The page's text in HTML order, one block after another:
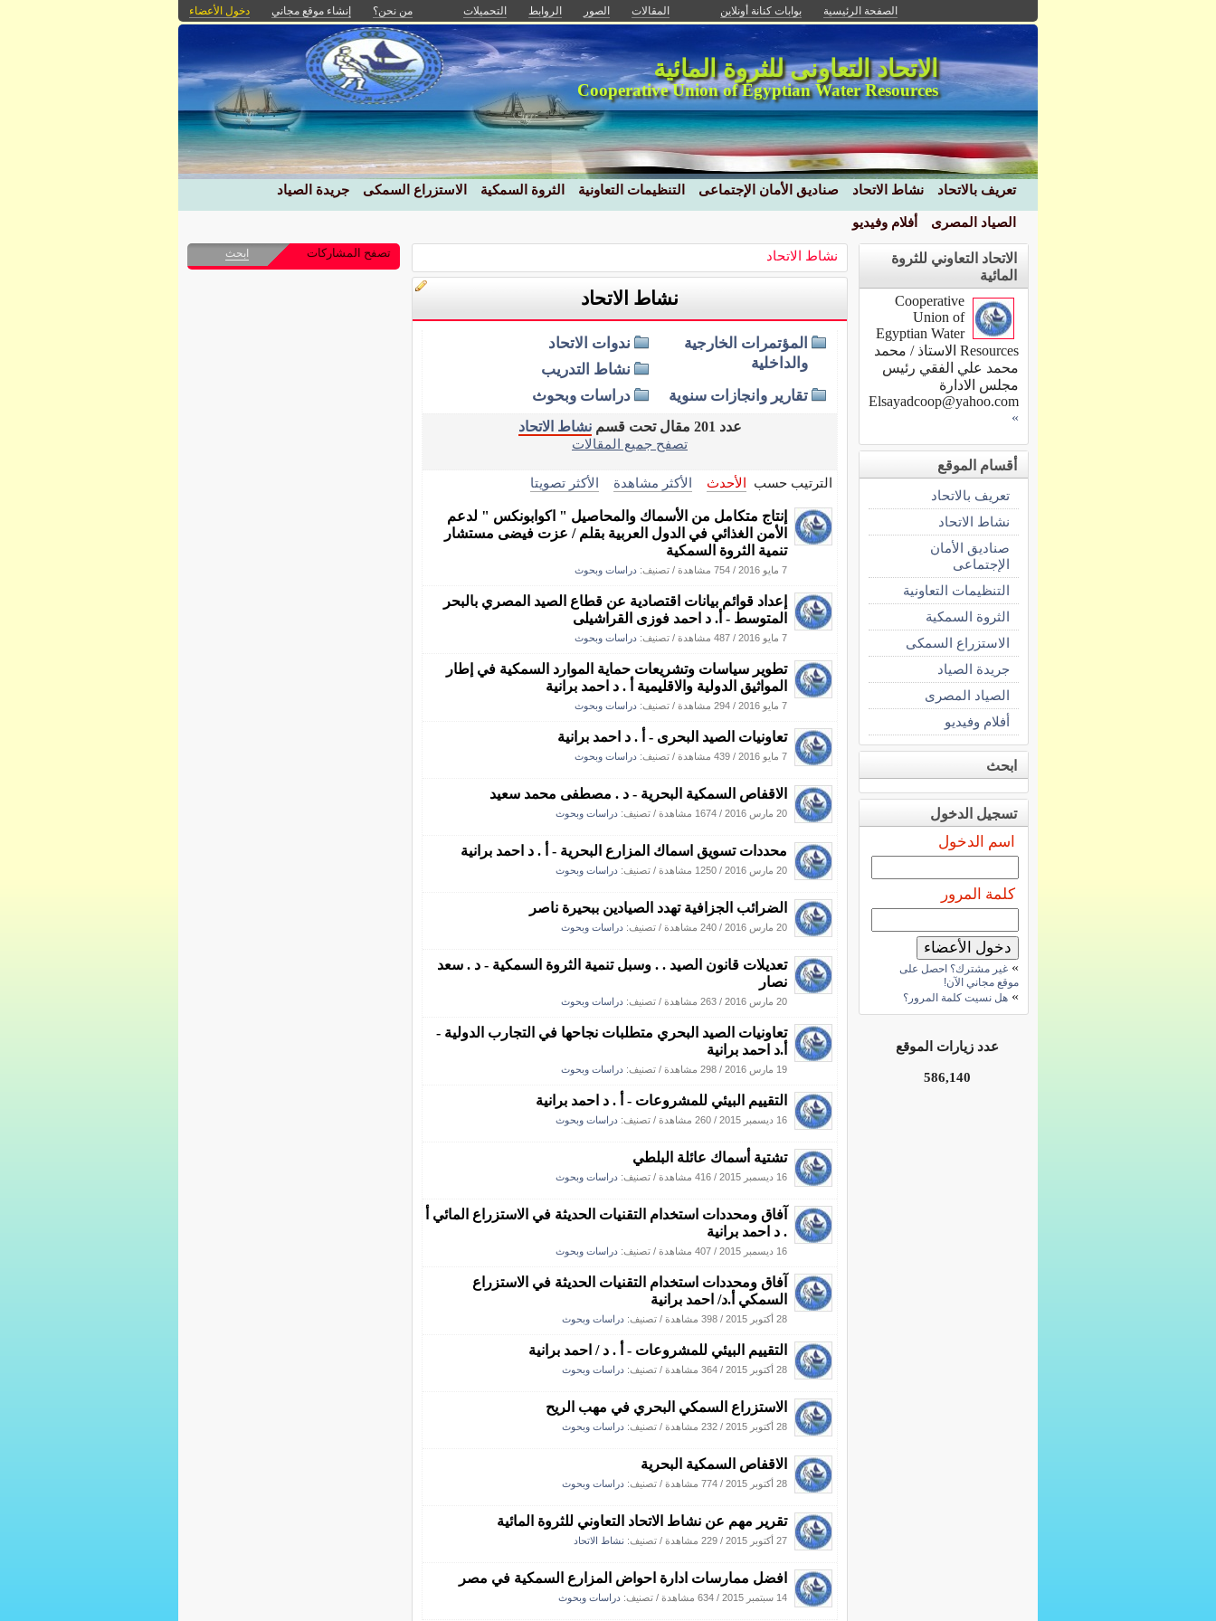
الصفحة الرئيسية بوابات كنانة أونلاين المقالات الصور الروابط التحميلات من نحن؟ إنشاء موقع مجاني دخول الأعضاء
الاتحاد التعاونى للثروة المائية
Cooperative Union of Egyptian Water Resources
تعريف بالاتحاد نشاط الاتحاد صناديق الأمان الإجتماعى التنظيمات التعاونية الثروة السمكية الاستزراع السمكى جريدة الصياد
الصياد المصرى أفلام وفيديو
نشاط الاتحاد
نشاط الاتحاد
المؤتمرات الخارجية
والداخلية
ندوات الاتحاد
نشاط التدريب
تقارير وانجازات سنوية
دراسات وبحوث
عدد 201 مقال تحت قسم
نشاط الاتحاد
تصفح جميع المقالات
الترتيب حسب الأحدث الأكثر مشاهدة الأكثر تصويتا
إنتاج متكامل من الأسماك والمحاصيل " اكوابونكس " لدعم
الأمن الغذائي في الدول العربية بقلم / عزت فيضى مستشار
تنمية الثروة السمكية
7 مايو 2016 / 754 مشاهدة / تصنيف: دراسات وبحوث
إعداد قوائم بيانات اقتصادية عن قطاع الصيد المصري بالبحر
المتوسط - أ. د احمد فوزى القراشيلى
7 مايو 2016 / 487 مشاهدة / تصنيف: دراسات وبحوث
تطوير سياسات وتشريعات حماية الموارد السمكية في إطار
المواثيق الدولية والاقليمية أ . د احمد برانية
7 مايو 2016 / 294 مشاهدة / تصنيف: دراسات وبحوث
تعاونيات الصيد البحرى - أ . د احمد برانية
7 مايو 2016 / 439 مشاهدة / تصنيف: دراسات وبحوث
الاقفاص السمكية البحرية - د . مصطفى محمد سعيد
20 مارس 2016 / 1674 مشاهدة / تصنيف: دراسات وبحوث
محددات تسويق اسماك المزارع البحرية - أ . د احمد برانية
20 مارس 2016 / 1250 مشاهدة / تصنيف: دراسات وبحوث
الضرائب الجزافية تهدد الصيادين ببحيرة ناصر
20 مارس 2016 / 240 مشاهدة / تصنيف: دراسات وبحوث
تعديلات قانون الصيد . . وسبل تنمية الثروة السمكية - د . سعد
نصار
20 مارس 2016 / 263 مشاهدة / تصنيف: دراسات وبحوث
تعاونيات الصيد البحري متطلبات نجاحها في التجارب الدولية -
أ.د احمد برانية
19 مارس 2016 / 298 مشاهدة / تصنيف: دراسات وبحوث
التقييم البيئي للمشروعات - أ . د احمد برانية
16 ديسمبر 2015 / 260 مشاهدة / تصنيف: دراسات وبحوث
تشتية أسماك عائلة البلطي
16 ديسمبر 2015 / 416 مشاهدة / تصنيف: دراسات وبحوث
آفاق ومحددات استخدام التقنيات الحديثة في الاستزراع المائي أ
. د احمد برانية
16 ديسمبر 2015 / 407 مشاهدة / تصنيف: دراسات وبحوث
آفاق ومحددات استخدام التقنيات الحديثة في الاستزراع
السمكي أ.د/ احمد برانية
28 أكتوبر 2015 / 398 مشاهدة / تصنيف: دراسات وبحوث
التقييم البيئي للمشروعات - أ . د / احمد برانية
28 أكتوبر 2015 / 364 مشاهدة / تصنيف: دراسات وبحوث
الاستزراع السمكي البحري في مهب الريح
28 أكتوبر 2015 / 232 مشاهدة / تصنيف: دراسات وبحوث
الاقفاص السمكية البحرية
28 أكتوبر 2015 / 774 مشاهدة / تصنيف: دراسات وبحوث
تقرير مهم عن نشاط الاتحاد التعاوني للثروة المائية
27 أكتوبر 2015 / 229 مشاهدة / تصنيف: نشاط الاتحاد
افضل ممارسات ادارة احواض المزارع السمكية في مصر
14 سبتمبر 2015 / 634 مشاهدة / تصنيف: دراسات وبحوث
الاتحاد التعاوني للثروة
المائية
Cooperative
Union of
Egyptian Water
Resources الاستاذ / محمد
محمد علي الفقي رئيس
مجلس الادارة
Elsayadcoop@yahoo.com
»
أقسام الموقع
تعريف بالاتحاد
نشاط الاتحاد
صناديق الأمان
الإجتماعى
التنظيمات التعاونية
الثروة السمكية
الاستزراع السمكى
جريدة الصياد
الصياد المصرى
أفلام وفيديو
ابحث
تسجيل الدخول
اسم الدخول
كلمة المرور
» غير مشترك؟ احصل على
موقع مجاني الآن!
» هل نسيت كلمة المرور؟
عدد زيارات الموقع
586,140
تصفح المشاركات ابحث